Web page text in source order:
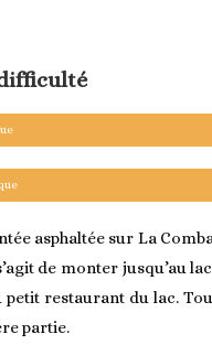
asphaltée sur La
de monter jusqu’au
petit restaurant du lac.
partie.